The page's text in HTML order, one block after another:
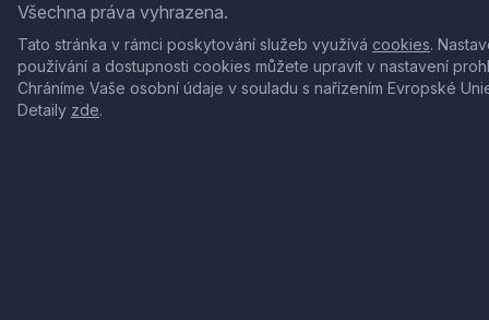
Všechna práva vyhrazena.
Tato stránka v rámci poskytování služeb využívá cookies.
používání a dostupnosti cookies můžete upravit v nastavení
Chráníme Vaše osobní údaje v souladu s nařízením Evropské
Detaily zde.